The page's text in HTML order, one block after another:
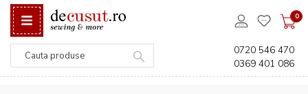
0
0720 546 470
0369 401 086